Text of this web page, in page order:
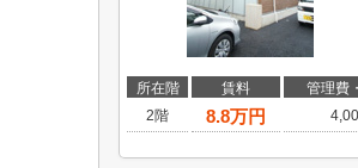
所在階 賃料 管理費
2階
8.8万円